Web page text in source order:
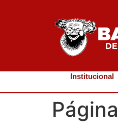
Institucional